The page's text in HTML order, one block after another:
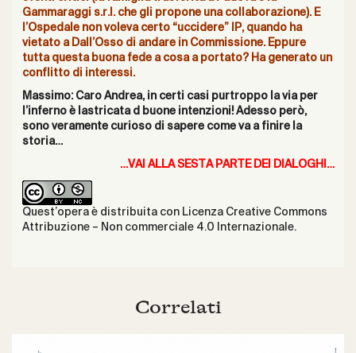
Gammaraggi s.r.l. che gli propone una collaborazione). E
l’Ospedale non voleva certo “uccidere” IP, quando ha
vietato a Dall’Osso di andare in Commissione. Eppure
tutta questa buona fede a cosa a portato? Ha generato un
conflitto di interessi.
Massimo: Caro Andrea, in certi casi purtroppo la via per
l’inferno è lastricata d buone intenzioni! Adesso però,
sono veramente curioso di sapere come va a finire la
storia…
…VAI ALLASESTA PARTE DEI DIALOGHI…
Quest’opera è distribuita con Licenza Creative Commons
Attribuzione – Non commerciale 4.0 Internazionale.
Correlati